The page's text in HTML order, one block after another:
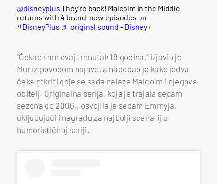
@disneyplus They’re back! Malcolm in the Middle
returns with 4 brand-new episodes on
#DisneyPlus ♬ original sound - Disney+
"Čekao sam ovaj trenutak 18 godina," izjavio je
Muniz povodom najave, a nadodao je kako jedva
čeka otkriti gdje se sada nalaze Malcolm i njegova
obitelj. Originalna serija, koja je trajala sedam
sezona do 2006., osvojila je sedam Emmyja,
uključujući i nagradu za najbolji scenarij u
humorističnoj seriji.